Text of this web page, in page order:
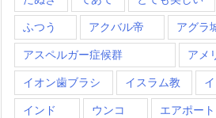
ふつう アクバル帝 アグラ
アスペルガー症候群 アメ
イオン歯ブラシ イスラム教
インド ウンコ エアポー